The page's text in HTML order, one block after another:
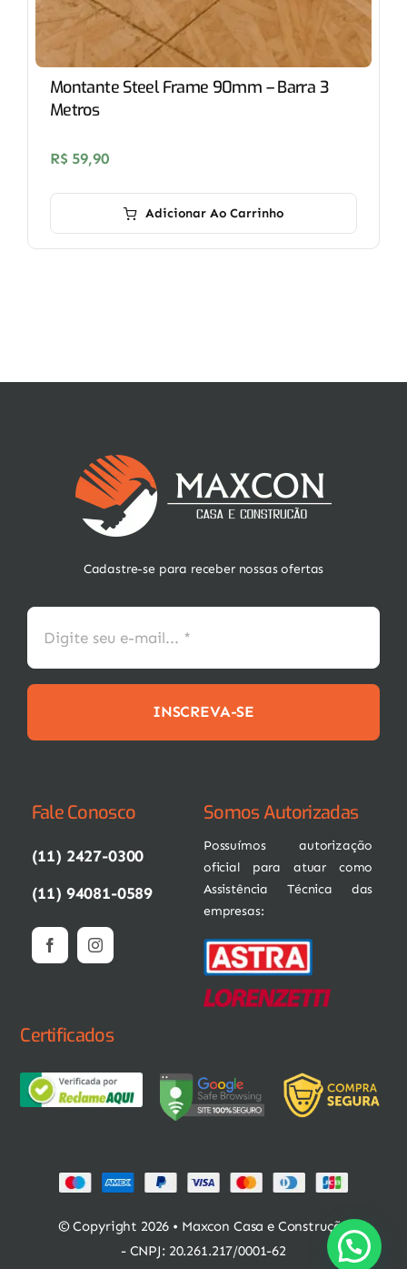
Montante Steel Frame 90mm – Barra 3
Metros
R$ 59,90
Adicionar Ao Carrinho
Cadastre-se para receber nossas ofertas
INSCREVA-SE
Fale Conosco
(11) 2427-0300
(11) 94081-0589
Somos Autorizadas
Possuímos autorização
oficial para atuar como
Assistência Técnica das
empresas:
Certificados
© Copyright 2026 • Maxcon Casa e Construção
- CNPJ: 20.261.217/0001-62